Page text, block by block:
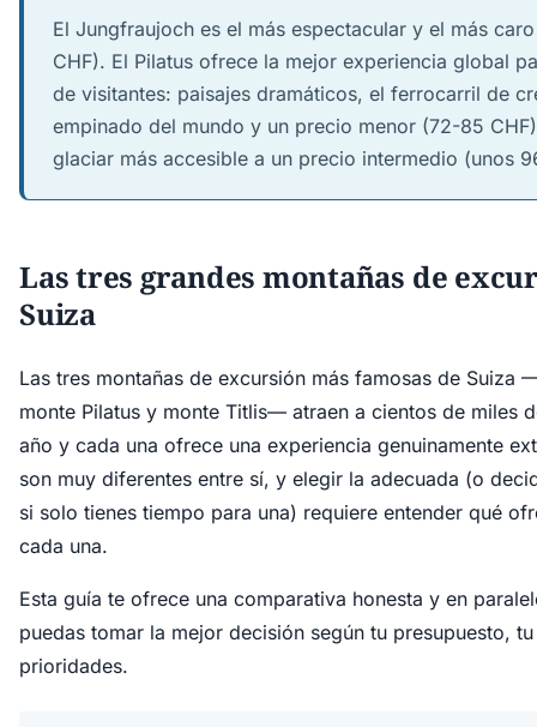
El Jungfraujoch es el más espectacular y el más
CHF). El Pilatus ofrece la mejor experiencia global
de visitantes: paisajes dramáticos, el ferrocarril de
empinado del mundo y un precio menor (72-85
glaciar más accesible a un precio intermedio (unos
Las tres grandes montañas de
Suiza
Las tres montañas de excursión más famosas de Suiza
monte Pilatus y monte Titlis— atraen a cientos de miles
año y cada una ofrece una experiencia genuinamente
son muy diferentes entre sí, y elegir la adecuada (o
si solo tienes tiempo para una) requiere entender qué
cada una.
Esta guía te ofrece una comparativa honesta y en
puedas tomar la mejor decisión según tu presupuesto,
prioridades.